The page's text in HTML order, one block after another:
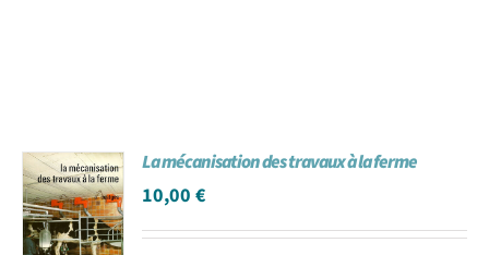
La mécanisation des travaux à la ferme
10,00€